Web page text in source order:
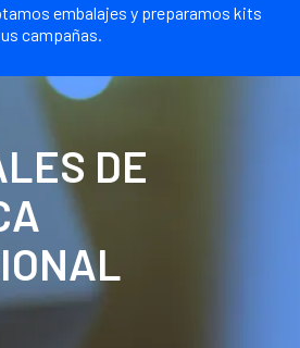
embalajes y preparamos kits
campañas.
DE